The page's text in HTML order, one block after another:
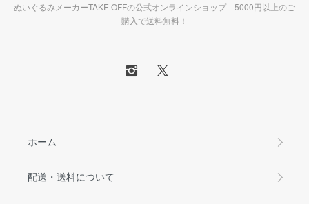
ぬいぐるみメーカーTAKE OFFの公式オンラインショップ 5000円以上のご
購入で送料無料！
ホーム
配送・送料について